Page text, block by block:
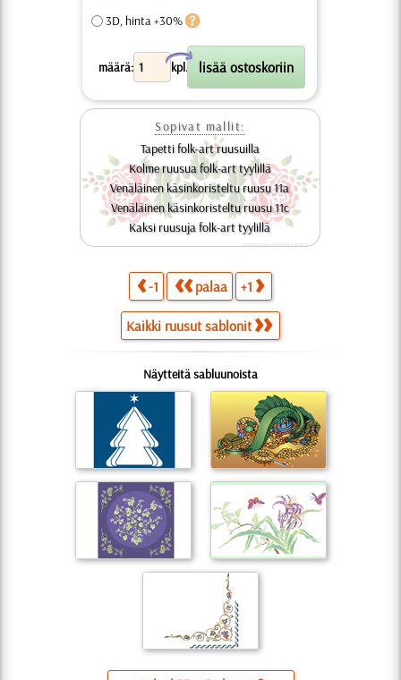
3D, hinta +30%
määrä: kpl.
X
Sopivat mallit:
Tapetti folk-art ruusuilla
Kolme ruusua folk-art tyylillä
Venäläinen käsinkoristeltu ruusu 11a
Venäläinen käsinkoristeltu ruusu 11c
Kaksi ruusuja folk-art tyylillä
-1 palaa +1
Kaikki ruusut sablonit
Näytteitä sabluunoista